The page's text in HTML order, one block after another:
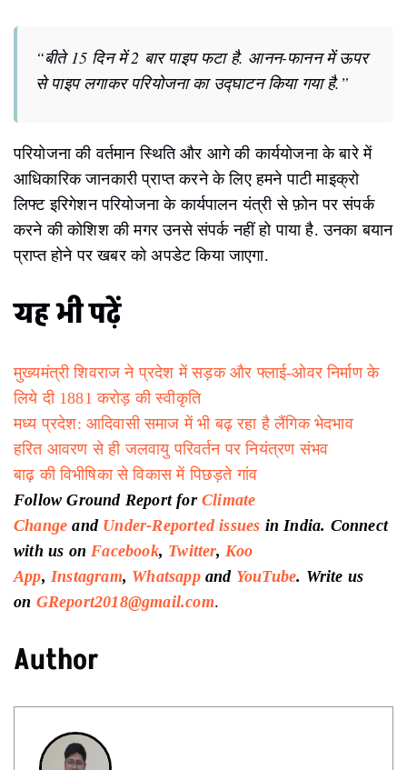
“बीते 15 दिन में 2 बार पाइप फटा है. आनन-फानन में ऊपर
से पाइप लगाकर परियोजना का उद्घाटन किया गया है.”
परियोजना की वर्तमान स्थिति और आगे की कार्ययोजना के बारे में
आधिकारिक जानकारी प्राप्त करने के लिए हमने पाटी माइक्रो
लिफ्ट इरिगेशन परियोजना के कार्यपालन यंत्री से फ़ोन पर संपर्क
करने की कोशिश की मगर उनसे संपर्क नहीं हो पाया है. उनका बयान
प्राप्त होने पर खबर को अपडेट किया जाएगा.
यह भी पढ़ें
मुख्यमंत्री शिवराज ने प्रदेश में सड़क और फ्लाई-ओवर निर्माण के
लिये दी 1881 करोड़ की स्वीकृति
मध्य प्रदेश: आदिवासी समाज में भी बढ़ रहा है लैंगिक भेदभाव
हरित आवरण से ही जलवायु परिवर्तन पर नियंत्रण संभव
बाढ़ की विभीषिका से विकास में पिछड़ते गांव
Follow Ground Report for Climate
Changeand Under-Reported issues in India. Connect
with us onFacebook, Twitter,Koo
App,Instagram, Whatsappand YouTube. Write us
on GReport2018@gmail.com.
Author